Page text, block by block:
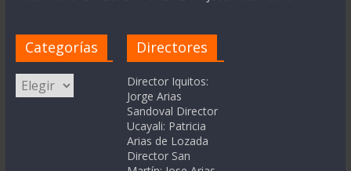
Categorías
Categorías
Directores
Director Iquitos:
Jorge Arias
Sandoval Director
Ucayali: Patricia
Arias de Lozada
Director San